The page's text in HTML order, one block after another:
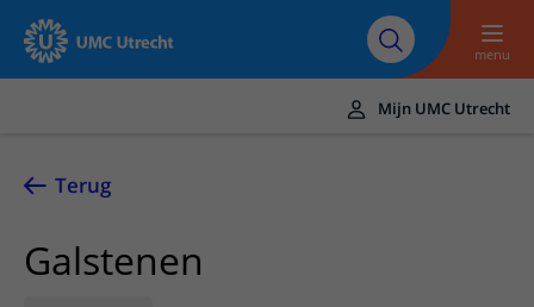
Naar hoofdinhoud
Over UMC
Utrecht
Research
Werken bij het UMC
Utrecht
menu
UMC Utrecht
Zorg en behandeling
Mijn UMC Utrecht
Terug
Galstenen